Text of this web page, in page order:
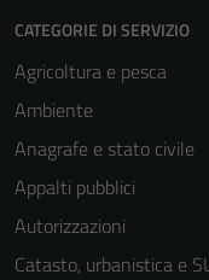
CATEGORIE DI SERVIZIO
Agricoltura e pesca
Ambiente
Anagrafe e stato civile
Appalti pubblici
Autorizzazioni
Catasto, urbanistica e